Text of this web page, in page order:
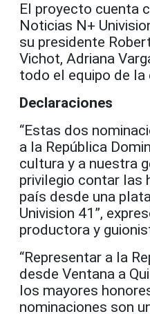
El proyecto cuenta
Noticias N+
su presidente
Vichot, Adriana
todo el equipo de la
Declaraciones
“Estas dos
a la República
cultura y a nuestra
privilegio contar las
país desde una
Univision 41”,
productora y
“Representar a la
desde Ventana a
los mayores
nominaciones son